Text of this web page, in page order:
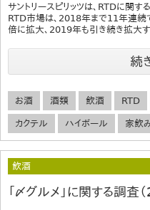
サントリースピリッツは、RTDに関
RTD市場は、2018年まで11年連
倍に拡大、2019年も引き続き拡大す
続
お酒 酒類 飲酒 RTD
カクテル ハイボール 家飲
飲酒
「〆グルメ」に関する調